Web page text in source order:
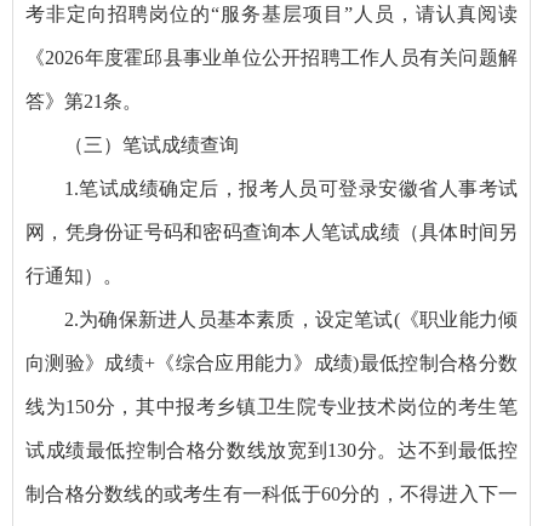
考非定向招聘岗位的“服务基层项目”人员，请认真阅读
《2026年度霍邱县事业单位公开招聘工作人员有关问题解
答》第21条。
（三）笔试成绩查询
1.笔试成绩确定后，报考人员可登录安徽省人事考试
网，凭身份证号码和密码查询本人笔试成绩（具体时间另
行通知）。
2.为确保新进人员基本素质，设定笔试(《职业能力倾
向测验》成绩+《综合应用能力》成绩)最低控制合格分数
线为150分，其中报考乡镇卫生院专业技术岗位的考生笔
试成绩最低控制合格分数线放宽到130分。达不到最低控
制合格分数线的或考生有一科低于60分的，不得进入下一